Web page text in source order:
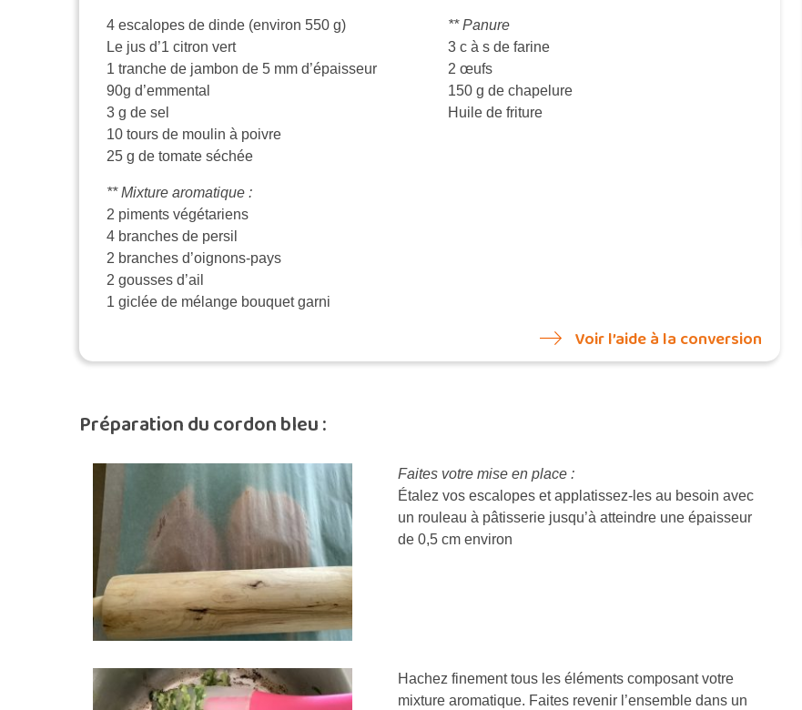
4 escalopes de dinde (environ 550 g)
Le jus d’1 citron vert
1 tranche de jambon de 5 mm d’épaisseur
90g d’emmental
3 g de sel
10 tours de moulin à poivre
25 g de tomate séchée
** Mixture aromatique :
2 piments végétariens
4 branches de persil
2 branches d’oignons-pays
2 gousses d’ail
1 giclée de mélange bouquet garni
** Panure
3 c à s de farine
2 œufs
150 g de chapelure
Huile de friture
Voir l’aide à la conversion
Préparation du cordon bleu :
Faites votre mise en place :
Étalez vos escalopes et applatissez-les au besoin avec
un rouleau à pâtisserie jusqu’à atteindre une épaisseur
de 0,5 cm environ
Hachez finement tous les éléments composant votre
mixture aromatique. Faites revenir l’ensemble dans un